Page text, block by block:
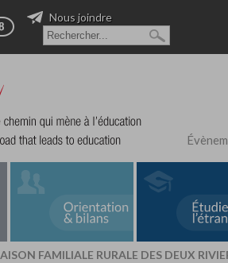
Nous joindre
FAMILIALE RURALE DES DEUX